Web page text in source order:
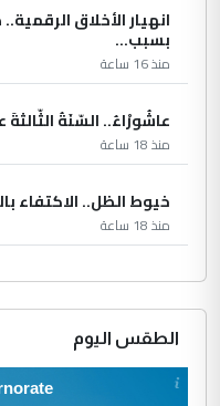
انهيار الأخلاق
بسبب...
منذ 16 ساعة
عاشُورْاءُ.. السّنَةُ
منذ 18 ساعة
خيوط الظل.. الاكتفاء
منذ 18 ساعة
الطقس اليوم